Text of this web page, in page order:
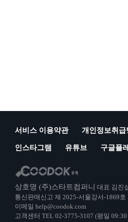
서비스 이용약관 개인정보취급
인스타그램 유튜브 구글플
상호명 (주)스타트컴퍼니 대표 김진
통신판매신고 제 2025-서울강서-1869
이메일 help@coodok.com
고객센터 TEL 02-3775-3107 (평일